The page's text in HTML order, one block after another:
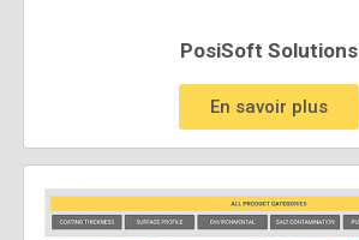
PosiSoft Solutions
En savoir plus